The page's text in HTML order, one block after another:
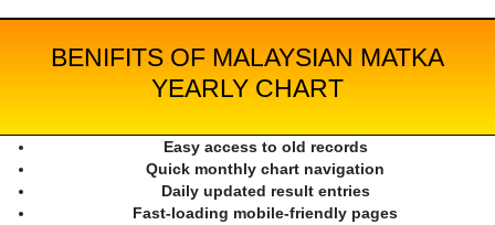
BENIFITS OF MALAYSIAN MATKA
YEARLY CHART
Easy access to old records
Quick monthly chart navigation
Daily updated result entries
Fast-loading mobile-friendly pages